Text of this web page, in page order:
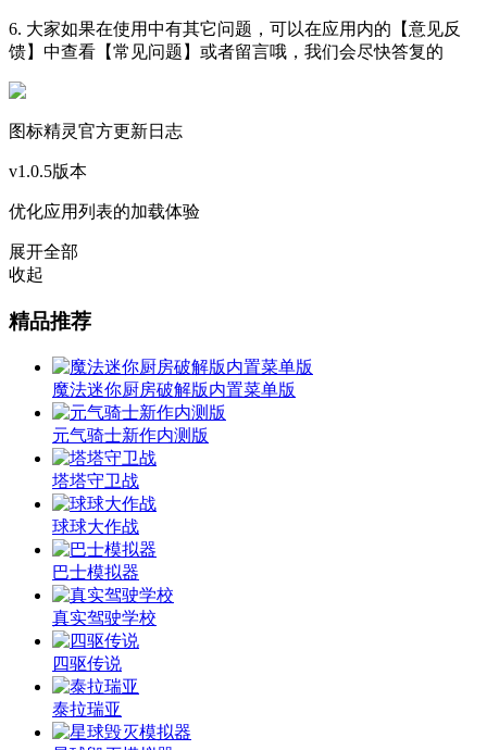
6. 大家如果在使用中有其它问题，可以在应用内的【意见反
馈】中查看【常见问题】或者留言哦，我们会尽快答复的
图标精灵官方更新日志
v1.0.5版本
优化应用列表的加载体验
展开全部
收起
精品推荐
魔法迷你厨房破解版内置菜单版
元气骑士新作内测版
塔塔守卫战
球球大作战
巴士模拟器
真实驾驶学校
四驱传说
泰拉瑞亚